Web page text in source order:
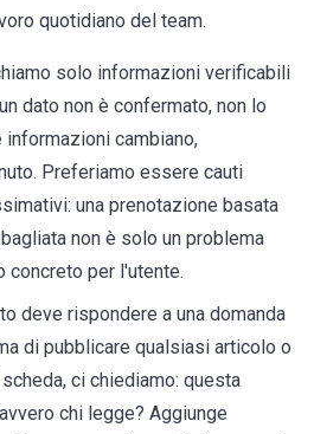
quotidiano del team.
solo informazioni verificabili
dato non è confermato, non lo
informazioni cambiano,
Preferiamo essere cauti
una prenotazione basata
non è solo un problema
concreto per l'utente.
deve rispondere a una domanda
di pubblicare qualsiasi articolo o
ci chiediamo: questa
chi legge? Aggiunge